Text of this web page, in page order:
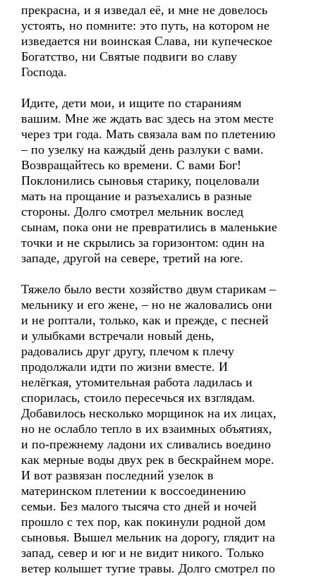
прекрасна, и я изведал её, и мне не довелось
устоять, но помните: это путь, на котором не
изведается ни воинская Слава, ни купеческое
Богатство, ни Святые подвиги во славу
Господа.
Идите, дети мои, и ищите по стараниям
вашим. Мне же ждать вас здесь на этом месте
через три года. Мать связала вам по плетению
– по узелку на каждый день разлуки с вами.
Возвращайтесь ко времени. С вами Бог!
Поклонились сыновья старику, поцеловали
мать на прощание и разъехались в разные
стороны. Долго смотрел мельник вослед
сынам, пока они не превратились в маленькие
точки и не скрылись за горизонтом: один на
западе, другой на севере, третий на юге.
Тяжело было вести хозяйство двум старикам –
мельнику и его жене, – но не жаловались они
и не роптали, только, как и прежде, с песней
и улыбками встречали новый день,
радовались друг другу, плечом к плечу
продолжали идти по жизни вместе. И
нелёгкая, утомительная работа ладилась и
спорилась, стоило пересечься их взглядам.
Добавилось несколько морщинок на их лицах,
но не ослабло тепло в их взаимных объятиях,
и по-прежнему ладони их сливались воедино
как мерные воды двух рек в бескрайнем море.
И вот развязан последний узелок в
материнском плетении к воссоединению
семьи. Без малого тысяча сто дней и ночей
прошло с тех пор, как покинули родной дом
сыновья. Вышел мельник на дорогу, глядит на
запад, север и юг и не видит никого. Только
ветер колышет тугие травы. Долго смотрел по